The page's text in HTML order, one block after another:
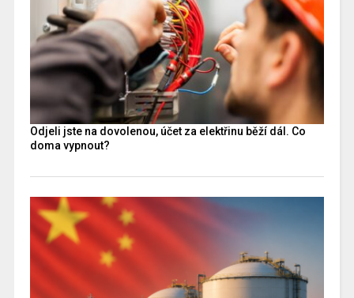
Odjeli jste na dovolenou, účet za elektřinu běží dál. Co
doma vypnout?